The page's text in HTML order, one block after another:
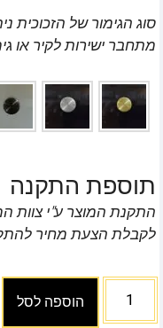
סוג הגימור של הזכוכית
מתחבר ישירות לקיר או
תוספת התקנה
התקנת המוצר ע"י צוות
לקבלת הצעת מחיר
הוספה לסל